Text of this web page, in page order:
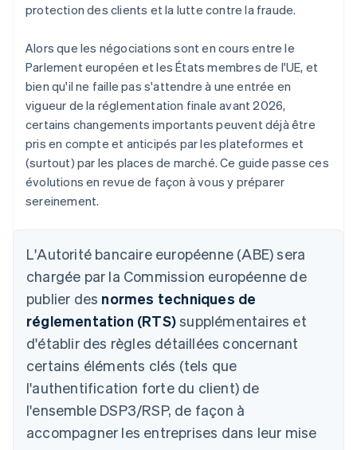
protection des clients et la lutte contre la fraude.
Alors que les négociations sont en cours entre le
Parlement européen et les États membres de l'UE, et
bien qu'il ne faille pas s'attendre à une entrée en
vigueur de la réglementation finale avant 2026,
certains changements importants peuvent déjà être
pris en compte et anticipés par les plateformes et
(surtout) par les places de marché. Ce guide passe ces
évolutions en revue de façon à vous y préparer
sereinement.
L'Autorité bancaire européenne (ABE) sera
chargée par la Commission européenne de
publier des normes techniques de
réglementation (RTS)supplémentaires et
d'établir des règles détaillées concernant
certains éléments clés (tels que
l'authentification forte du client) de
l'ensemble DSP3/RSP, de façon à
accompagner les entreprises dans leur mise